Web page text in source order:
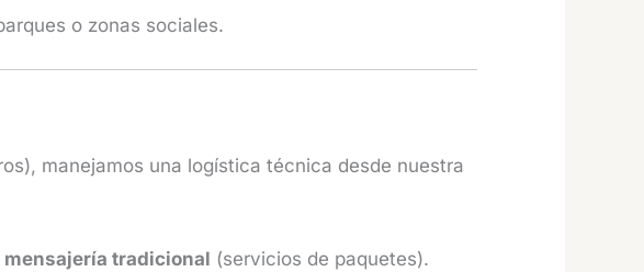
o zonas sociales.
manejamos una logística técnica desde nuestra
mensajería tradicional (servicios de paquetes).